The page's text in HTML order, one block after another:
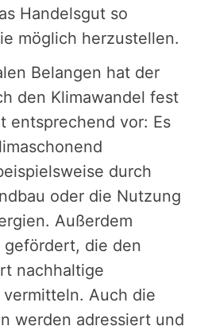
Handelsgut so
möglich herzustellen.
Belangen hat der
den Klimawandel fest
entsprechend vor: Es
durch
oder die Nutzung
Außerdem
die den
nachhaltige
Auch die
werden adressiert und